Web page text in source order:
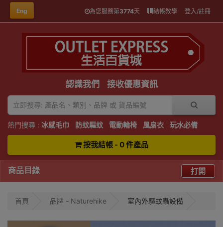
Eng 為您服務第3774天 結帳教學 登入/註冊
認識我們 接收優惠資訊
熱門搜尋 : 冰感毛巾 防蚊驅蚊 電動輪椅 風扇衣 玩水必備
按我結帳 - 0 件產品
商品目錄 打開
首頁 品牌 - Naturehike 室內外驅蚊蟲設備